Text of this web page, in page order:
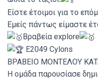
Είστε έτοιμοι για το
Εμείς πάντως είμαστε
Βραβεία explore
E2049 Cylons
ΒΡΑΒΕΙΟ ΜΟΝΤΕΛΟΥ
Η ομάδα παρουσίασε